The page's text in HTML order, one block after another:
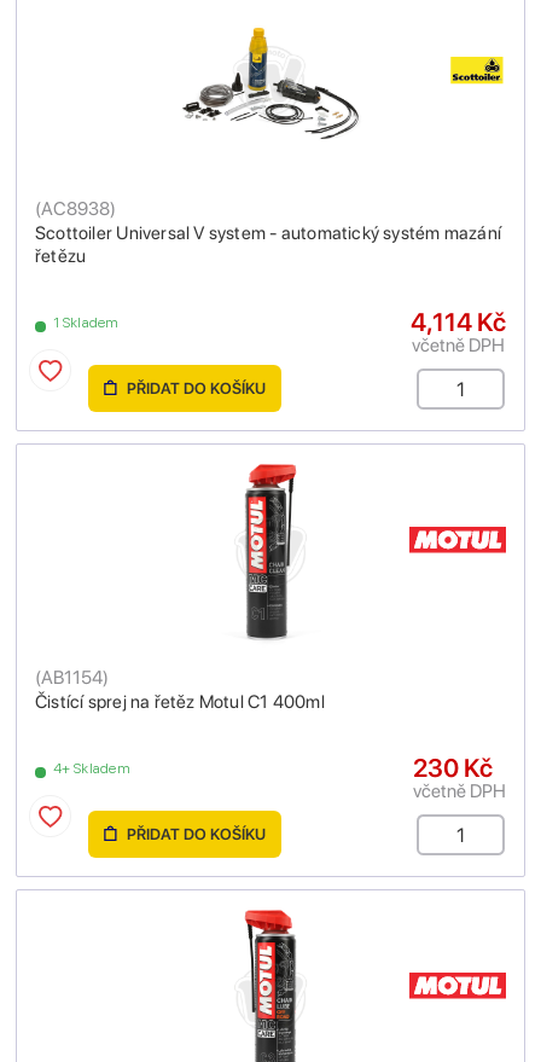
Scottoiler Universal V system - automatický systém mazání
řetězu
(AC8938)
1 Skladem 4,114 Kč
včetně DPH
PŘIDAT DO KOŠÍKU
Čistící sprej na řetěz Motul C1 400ml
(AB1154)
4+ Skladem 230 Kč
včetně DPH
PŘIDAT DO KOŠÍKU